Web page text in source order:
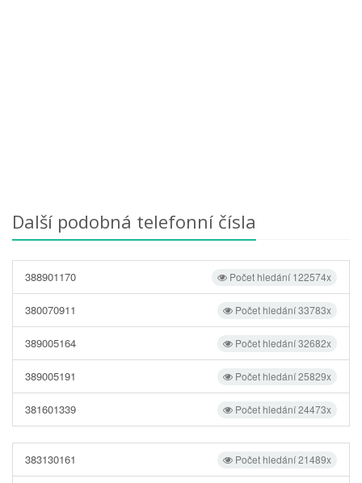
Další podobná telefonní čísla
Počet hledání 122574x
388901170
Počet hledání 33783x
380070911
Počet hledání 32682x
389005164
Počet hledání 25829x
389005191
Počet hledání 24473x
381601339
Počet hledání 21489x
383130161